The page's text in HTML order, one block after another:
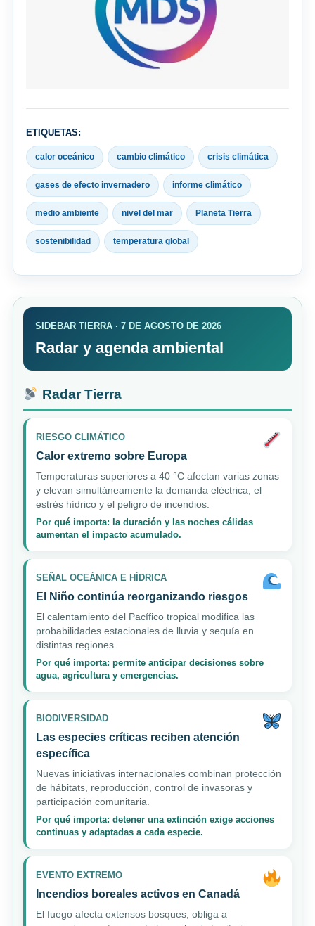
ETIQUETAS:
calor oceánico cambio climático crisis climática
gases de efecto invernadero informe climático
medio ambiente nivel del mar Planeta Tierra
sostenibilidad temperatura global
SIDEBAR TIERRA · 7 DE AGOSTO DE 2026
Radar y agenda ambiental
Radar Tierra
RIESGO CLIMÁTICO
Calor extremo sobre Europa
Temperaturas superiores a 40 °C afectan varias zonas
y elevan simultáneamente la demanda eléctrica, el
estrés hídrico y el peligro de incendios.
Por qué importa: la duración y las noches cálidas
aumentan el impacto acumulado.
SEÑAL OCEÁNICA E HÍDRICA
El Niño continúa reorganizando riesgos
El calentamiento del Pacífico tropical modifica las
probabilidades estacionales de lluvia y sequía en
distintas regiones.
Por qué importa: permite anticipar decisiones sobre
agua, agricultura y emergencias.
BIODIVERSIDAD
Las especies críticas reciben atención
específica
Nuevas iniciativas internacionales combinan protección
de hábitats, reproducción, control de invasoras y
participación comunitaria.
Por qué importa: detener una extinción exige acciones
continuas y adaptadas a cada especie.
EVENTO EXTREMO
Incendios boreales activos en Canadá
El fuego afecta extensos bosques, obliga a